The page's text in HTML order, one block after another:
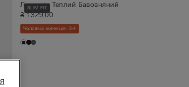
SLIM FIT
Лонгслів Теплий Бавовняний
₴ 1.329,00
Чоловіча колекція: 3+1